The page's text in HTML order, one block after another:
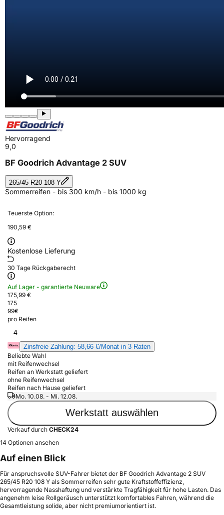
Hervorragend
9,0
BF Goodrich Advantage 2 SUV
265/45 R20 108 Y
Sommerreifen - bis 300 km/h - bis 1000 kg
Teuerste Option:
190,59 €
Kostenlose Lieferung
30 Tage Rückgaberecht
Auf Lager - garantierte Neuware
175,99 €
175
99€
pro Reifen
4
Zinsfreie Zahlung: 58,66 €/Monat in 3 Raten
Beliebte Wahl
mit Reifenwechsel
Reifen an Werkstatt geliefert
ohne Reifenwechsel
Reifen nach Hause geliefert
Mo. 10.08. - Mi. 12.08.
Werkstatt auswählen
Verkauf durch CHECK24
14 Optionen ansehen
Auf einen Blick
Für anspruchsvolle SUV-Fahrer bietet der BF Goodrich Advantage 2 SUV
265/45 R20 108 Y als Sommerreifen sehr gute Kraftstoffeffizienz,
hervorragende Nasshaftung und verstärkte Tragfähigkeit für hohe Lasten. Das
angenehm leise Rollgeräusch unterstützt komfortables Fahren, während die
Gesamtleistung solide, aber nicht premiumorientiert ist.